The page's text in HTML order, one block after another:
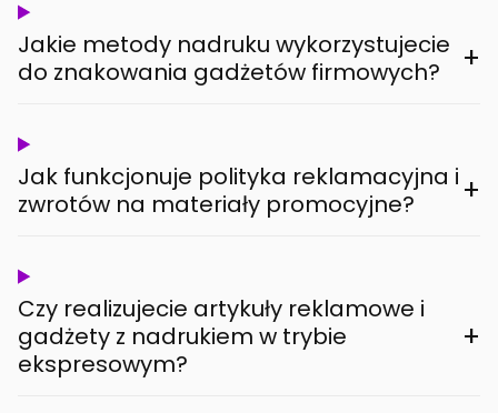
Jakie metody nadruku wykorzystujecie
do znakowania gadżetów firmowych?
+
Jak funkcjonuje polityka reklamacyjna i
zwrotów na materiały promocyjne?
+
Czy realizujecie artykuły reklamowe i
gadżety z nadrukiem w trybie
ekspresowym?
+